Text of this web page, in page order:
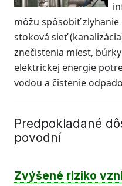
môžu spôsobiť
stoková sieť
znečistenia miest,
elektrickej energie
vodou a čistenie
Predpokladané
povodní
Zvýšené riziko